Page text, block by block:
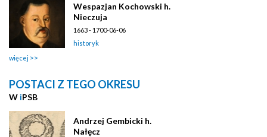
Wespazjan Kochowski h.
Nieczuja
1663 - 1700-06-06
historyk
więcej
POSTACI Z TEGO OKRESU
W iPSB
Andrzej Gembicki h.
Nałęcz